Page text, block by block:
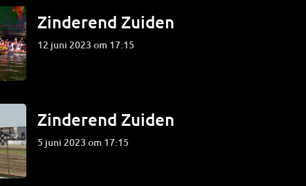
Zinderend Zuiden
12 juni 2023 om 17:15
Zinderend Zuiden
5 juni 2023 om 17:15